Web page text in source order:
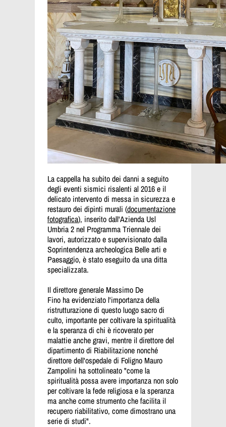
La cappella ha subito dei danni a seguito
degli eventi sismici risalenti al 2016 e il
delicato intervento di messa in sicurezza e
restauro dei dipinti murali (documentazione
fotografica), inserito dall'Azienda Usl
Umbria 2 nel Programma Triennale dei
lavori, autorizzatoe supervisionato dalla
Soprintendenza archeologica Belle arti e
Paesaggio, è stato eseguito da una ditta
specializzata.
Il direttore generale Massimo De
Fino ha evidenziato l'importanza della
ristrutturazione di questo luogo sacro di
culto, importante per coltivare la spiritualità
e la speranza di chi è ricoverato per
malattie anche gravi, mentre il direttore del
dipartimento di Riabilitazione nonché
direttore dell'ospedale di Foligno Mauro
Zampolini ha sottolineato "come la
spiritualità possa avere importanza non solo
per coltivare la fede religiosa e la speranza
ma anche come strumento che facilita il
recupero riabilitativo, come dimostrano una
serie di studi".